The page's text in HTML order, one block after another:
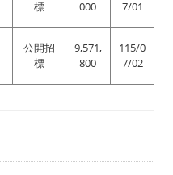
標
000
7/01
公開招
標
9,571,
800
115/0
7/02